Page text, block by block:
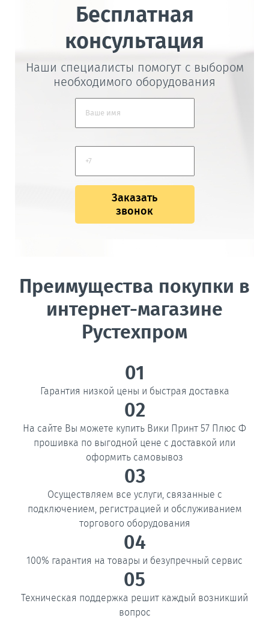
Бесплатная
консультация
Наши специалисты помогут с выбором
необходимого оборудования
Заказать
звонок
Преимущества покупки в
интернет-магазине
Рустехпром
01
Гарантия низкой цены и быстрая доставка
02
На сайте Вы можете купить Вики Принт 57 Плюс Ф
прошивка по выгодной цене с доставкой или
оформить самовывоз
03
Осуществляем все услуги, связанные с
подключением, регистрацией и обслуживанием
торгового оборудования
04
100% гарантия на товары и безупречный сервис
05
Техническая поддержка решит каждый возникший
вопрос